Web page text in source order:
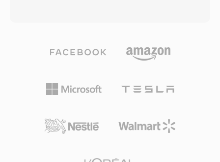
비전 전달의 근간입니다. 회복 탄력성, 표준화된
구조, 광범위한 코덱 지원 덕분에 TS는 라이브 방
용됩니다.
표준은 오디오와 비디오를 합쳐 약 1.5Mbps의 비
우 352x240)에서 VHS 테이프에 필적하는 화질을
생성합니다. 이 압축 수준은 1x 속도 CD-ROM 드
택되었으며, 1990년대 초 소비자에게 디지털 비디